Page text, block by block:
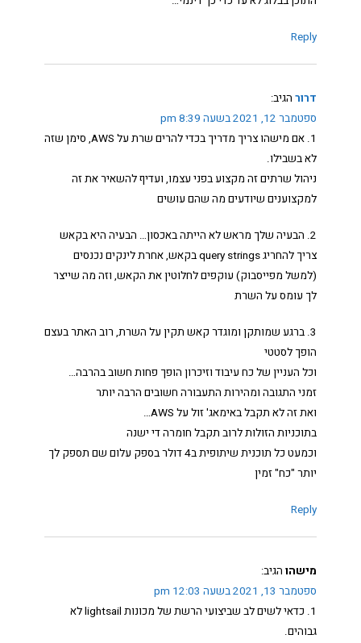
Reply
דרור הגיב:
ספטמבר 12, 2021 בשעה 8:39 pm
1. אם מישהו צריך מדריך בכדי להרים שרת על AWS, סימן שזה
לא בשבילו.
ניהול שרתים זה מקצוע בפני עצמו, ועדיף להשאיר את זה
למקצוענים שיודעים מה שהם עושים
2. הבעיה שלך מראש לא הייתה באכסון… הבעיה היא בקאש
צריך להחריג query strings בקאש, אחרת לינקים נכנסים
(למשל מפייסבוק) עוקפים לחלוטין את הקאש, וזה מה שייצר
לך עומס על השרת
3. ברגע שמותקן ומוגדר קאש תקין על השרת, רוב האתר בעצם
הופך לסטטי
וכל העניין של כח עיבוד וזיכרון הופך פחות חשוב בהרבה…
זמני התגובה ומהירות התעבורה חשובים הרבה יותר
ואת זה לא תקבל באימאג' זול על AWS…
בתוכניות הזולות לרוב תקבל חומרה די ישנה
וכמעט כל תוכנית שיתופית ב4 דולר בספק עלום שם תספק לך
יותר "כח" זמין
Reply
מישהו הגיב:
ספטמבר 13, 2021 בשעה 12:03 pm
1. כדאי לשים לב שביצועי הרשת של מכונות lightsail לא
גבוהים.